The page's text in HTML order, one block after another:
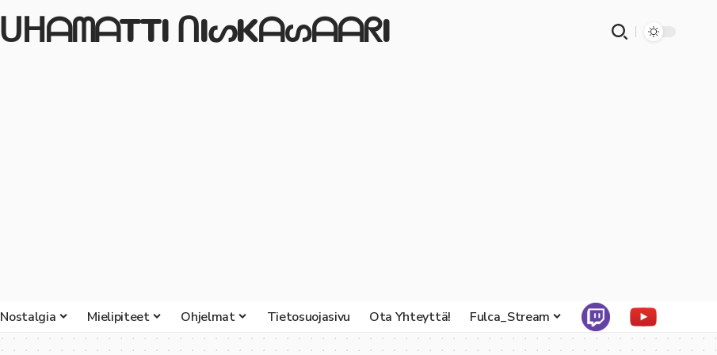
ᒍᑌᕼᗩᗰᗩTTI ᑎIᔕKᗩᔕᗩᗩᖇI
Nostalgia Mielipiteet Ohjelmat Tietosuojasivu Ota Yhteyttä! Fulca_Stream